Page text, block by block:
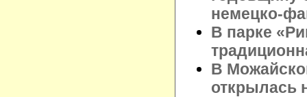
немецко-
В парке
В
открылась